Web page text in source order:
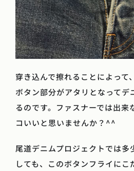
穿き込んで擦れることによって
ボタン部分がアタリとなってデ
るのです。ファスナーでは出来
コいいと思いませんか？^^
尾道デニムプロジェクトでは多
しても、このボタンフライにこ